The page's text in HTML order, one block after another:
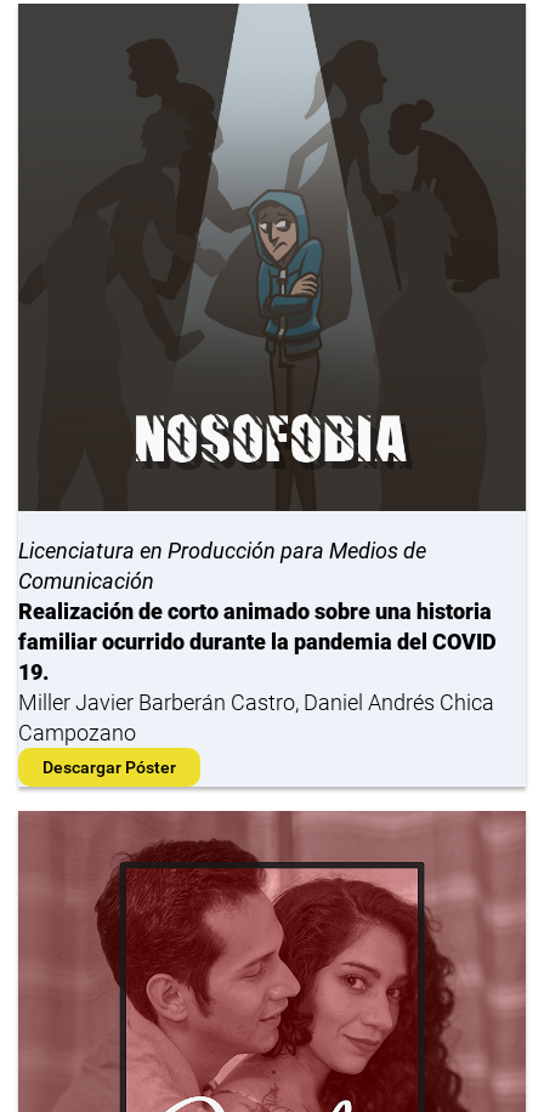
Licenciatura en Producción para Medios de
Comunicación
Realización de corto animado sobre una historia
familiar ocurrido durante la pandemia del COVID
19.
Miller Javier Barberán Castro, Daniel Andrés Chica
Campozano
Descargar Póster